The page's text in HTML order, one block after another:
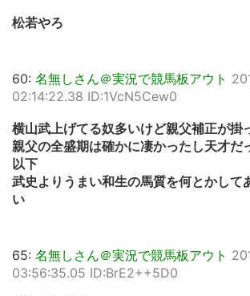
松若やろ
60: 名無しさん＠実況で競馬板アウト
02:14:22.38 ID:1VcN5Cew0
横山武上げてる奴多いけど親父補正が掛
親父の全盛期は確かに凄かったし天才だ
以下
武史よりうまい和生の馬質を何とかして
い
65: 名無しさん＠実況で競馬板アウト
03:56:35.05 ID:BrE2++5D0